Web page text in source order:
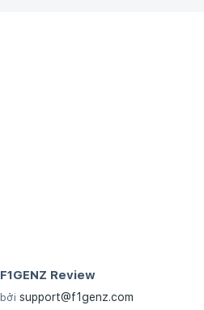
F1GENZ Review
bởi support@f1genz.com